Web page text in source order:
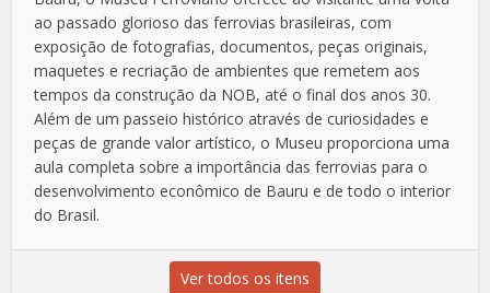
ao passado glorioso das ferrovias brasileiras, com
exposição de fotografias, documentos, peças originais,
maquetes e recriação de ambientes que remetem aos
tempos da construção da NOB, até o final dos anos 30.
Além de um passeio histórico através de curiosidades e
peças de grande valor artístico, o Museu proporciona uma
aula completa sobre a importância das ferrovias para o
desenvolvimento econômico de Bauru e de todo o interior
do Brasil.
Ver todos os itens